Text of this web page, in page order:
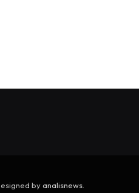
by analisnews